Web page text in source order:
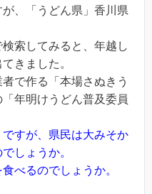
、「うどん県」香川県
検索してみると、年越し
きました。
で作る「本場さぬきう
年明けうどん普及委員
すが、県民は大みそか
しょうか。
べるのでしょうか。